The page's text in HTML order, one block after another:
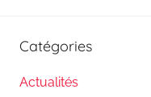
Catégories
Actualités